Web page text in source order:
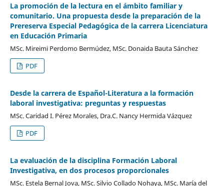
La promoción de la lectura en el ámbito familiar y
comunitario. Una propuesta desde la preparación de la
Prereserva Especial Pedagógica de la carrera Licenciatura
en Educación Primaria
MSc. Mireimi Perdomo Bermúdez, MSc. Donaida Bauta Sánchez
PDF
Desde la carrera de Español-Literatura a la formación
laboral investigativa: preguntas y respuestas
MSc. Caridad I. Pérez Morales, Dra.C. Nancy Hermida Vázquez
PDF
La evaluación de la disciplina Formación Laboral
Investigativa, en dos procesos proporcionales
MSc. Estela Bernal Jova, MSc. Silvio Collado Nohaya, MSc. María del